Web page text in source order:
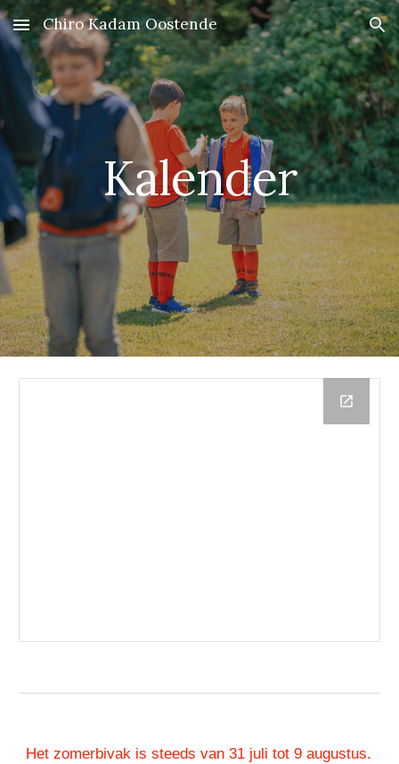
Skip to main content Skip to navigation
Chiro Kadam Oostende
Kalender
Het zomerbivak is steeds van 31 juli tot 9 augustus.